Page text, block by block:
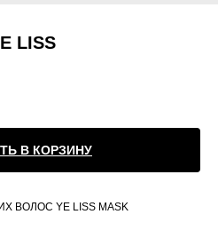
LISS
В КОРЗИНУ
ВОЛОС YE LISS MASK